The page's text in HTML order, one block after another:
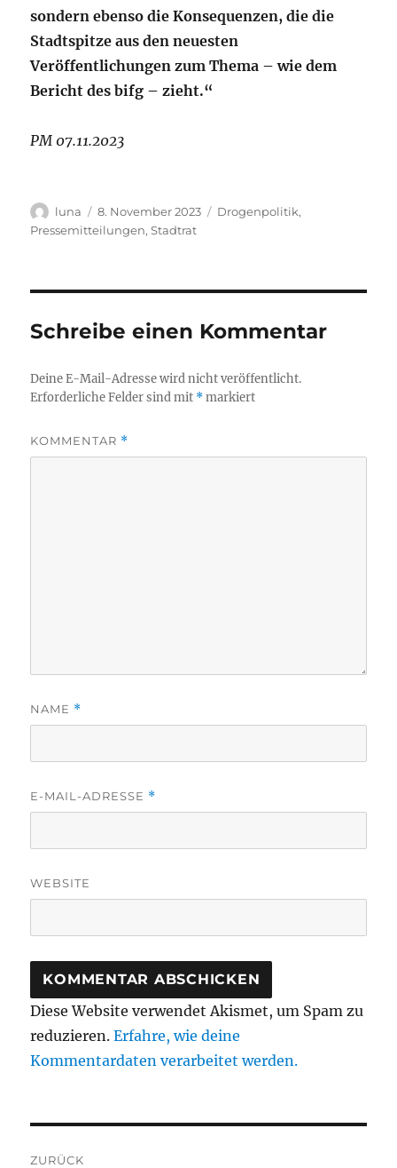
sondern ebenso die Konsequenzen, die die
Stadtspitze aus den neuesten
Veröffentlichungen zum Thema – wie dem
Bericht des bifg – zieht.“
PM 07.11.2023
Autor
luna
Veröffentlicht
am
8. November 2023 Kategorien
Drogenpolitik,
Pressemitteilungen,Stadtrat
Schreibe einen Kommentar
Deine E-Mail-Adresse wird nicht veröffentlicht.
Erforderliche Felder sind mit *markiert
KOMMENTAR *
NAME *
E-MAIL-ADRESSE *
WEBSITE
Diese Website verwendet Akismet, um Spam zu
reduzieren.Erfahre, wie deine
Kommentardaten verarbeitet werden.
ZURÜCK